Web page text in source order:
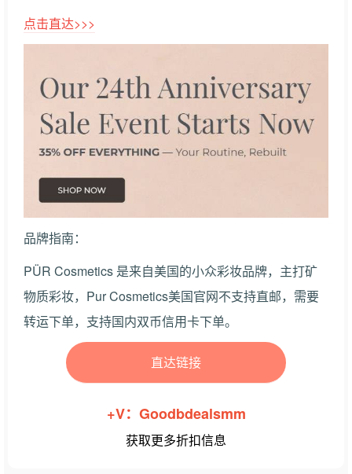
点击直达>>>
品牌指南：
PÜR Cosmetics 是来自美国的小众彩妆品牌，主打矿
物质彩妆，Pur Cosmetics美国官网不支持直邮，需要
转运下单，支持国内双币信用卡下单。
直达链接
+V：Goodbdealsmm
获取更多折扣信息